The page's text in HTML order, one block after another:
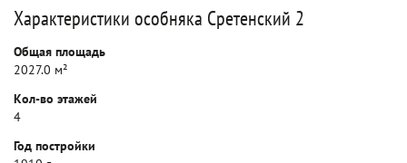
Характеристики особняка Сретенский 2
Общая площадь
2027.0 м²
Кол-во этажей
4
Год постройки